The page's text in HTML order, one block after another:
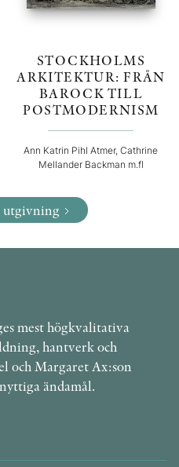
STOCKHOLMS
ARKITEKTUR: FRÅN
BAROCK TILL
POSTMODERNISM
Ann Katrin Pihl Atmer, Cathrine
Mellander Backman m.fl
utgivning
mest högkvalitativa
hantverk och
och Margaret Ax:son
ändamål.